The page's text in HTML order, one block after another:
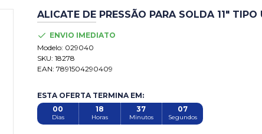
ALICATE DE PRESSÃO PARA SOLDA 11"
ENVIO IMEDIATO
Modelo: 029040
SKU: 18278
EAN: 7891504290409
ESTA OFERTA TERMINA EM:
00
Dias
18
Horas
37
Minutos
06
Segundos